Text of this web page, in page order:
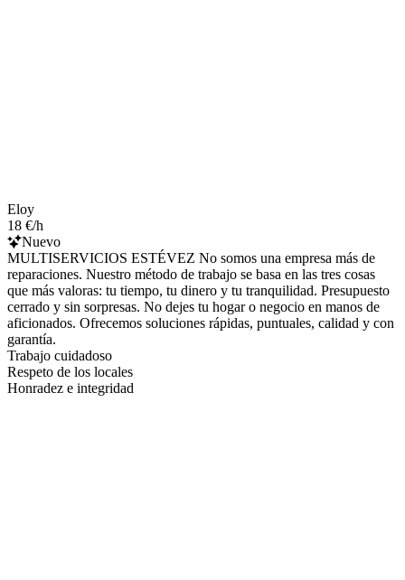
Eloy
18 €/h
Nuevo
MULTISERVICIOS ESTÉVEZ No somos una empresa más de
reparaciones. Nuestro método de trabajo se basa en las tres cosas
que más valoras: tu tiempo, tu dinero y tu tranquilidad. Presupuesto
cerrado y sin sorpresas. No dejes tu hogar o negocio en manos de
aficionados. Ofrecemos soluciones rápidas, puntuales, calidad y con
garantía.
Trabajo cuidadoso
Respeto de los locales
Honradez e integridad